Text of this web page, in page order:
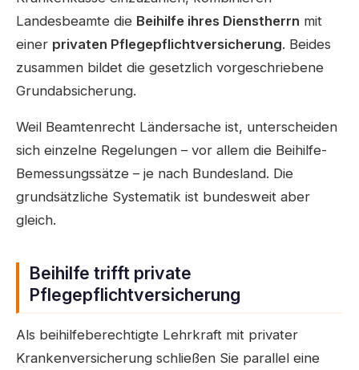
Landesbeamte die Beihilfe ihres Dienstherrn mit
einer privaten Pflegepflichtversicherung. Beides
zusammen bildet die gesetzlich vorgeschriebene
Grundabsicherung.
Weil Beamtenrecht Ländersache ist, unterscheiden
sich einzelne Regelungen – vor allem die Beihilfe-
Bemessungssätze – je nach Bundesland. Die
grundsätzliche Systematik ist bundesweit aber
gleich.
Beihilfe trifft private
Pflegepflichtversicherung
Als beihilfeberechtigte Lehrkraft mit privater
Krankenversicherung schließen Sie parallel eine